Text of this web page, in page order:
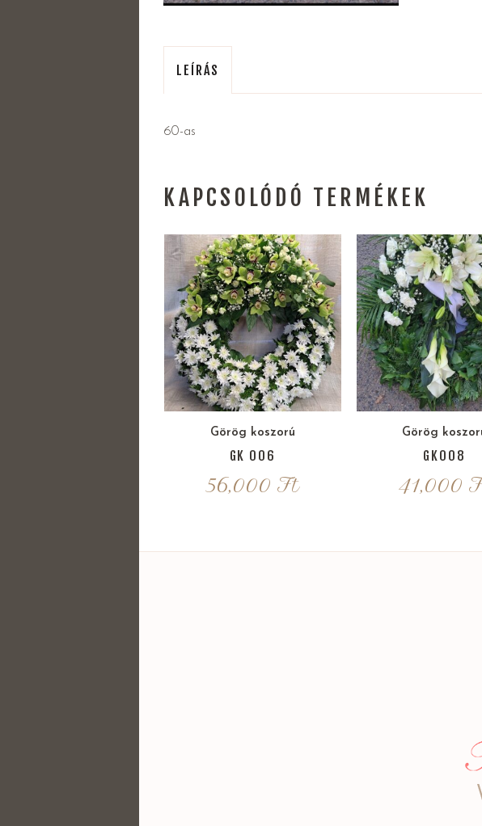
LEÍRÁS
60-as
KAPCSOLÓDÓ TERMÉKEK
Görög koszorú
GK 006
56,000 Ft
Görög
GK008
41,000